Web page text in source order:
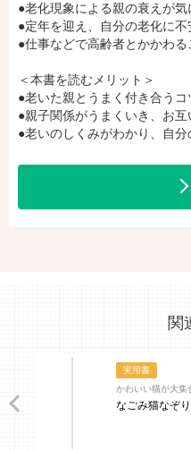
●老化現象による親の衰えが
●定年を迎え、自分の老化に
●仕事などで高齢者とかかわ
＜本書を読むメリット＞
●老いた親とうまく付き合う
●親子関係がうまくいき、お
●老いのしくみがわかり、自
関
実用書
かわいい猫が大集
なごみ猫なぞり